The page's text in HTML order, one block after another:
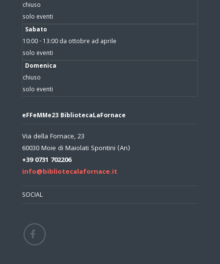
chiuso
solo eventi
Sabato
10:00 - 13:00 da ottobre ad aprile
solo eventi
Domenica
chiuso
solo eventi
eFFeMMe23 BibliotecaLaFornace
Via della Fornace, 23
60030 Moie di Maiolati Spontini (An)
+39 0731 702206
info@bibliotecalafornace.it
SOCIAL